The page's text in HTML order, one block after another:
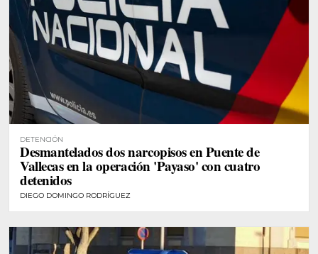
DETENCIÓN
Desmantelados dos narcopisos en Puente de
Vallecas en la operación 'Payaso' con cuatro
detenidos
DIEGO DOMINGO RODRÍGUEZ